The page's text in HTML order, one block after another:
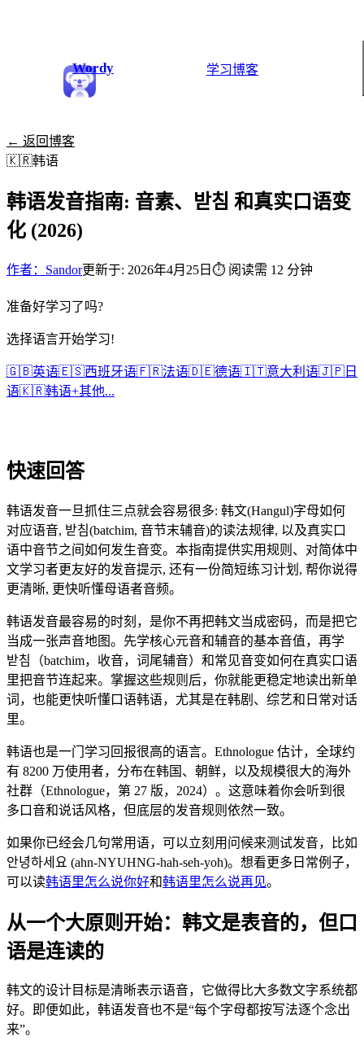
Wordy 学习博客
← 返回博客
🇰🇷韩语
韩语发音指南: 音素、받침 和真实口语变
化 (2026)
作者：Sandor更新于: 2026年4月25日 ⏱ 阅读需 12 分钟
准备好学习了吗?
选择语言开始学习!
🇬🇧英语🇪🇸西班牙语🇫🇷法语🇩🇪德语🇮🇹意大利语🇯🇵 日
语🇰🇷韩语+其他...
快速回答
韩语发音一旦抓住三点就会容易很多: 韩文(Hangul)字母如何
对应语音, 받침(batchim, 音节末辅音)的读法规律, 以及真实口
语中音节之间如何发生音变。本指南提供实用规则、对简体中
文学习者更友好的发音提示, 还有一份简短练习计划, 帮你说得
更清晰, 更快听懂母语者音频。
韩语发音最容易的时刻，是你不再把韩文当成密码，而是把它
当成一张声音地图。先学核心元音和辅音的基本音值，再学
받침（batchim，收音，词尾辅音）和常见音变如何在真实口语
里把音节连起来。掌握这些规则后，你就能更稳定地读出新单
词，也能更快听懂口语韩语，尤其是在韩剧、综艺和日常对话
里。
韩语也是一门学习回报很高的语言。Ethnologue 估计，全球约
有 8200 万使用者，分布在韩国、朝鲜，以及规模很大的海外
社群（Ethnologue，第 27 版，2024）。这意味着你会听到很
多口音和说话风格，但底层的发音规则依然一致。
如果你已经会几句常用语，可以立刻用问候来测试发音，比如
안녕하세요 (ahn-NYUHNG-hah-seh-yoh)。想看更多日常例子，
可以读韩语里怎么说你好和韩语里怎么说再见。
从一个大原则开始：韩文是表音的，但口
语是连读的
韩文的设计目标是清晰表示语音，它做得比大多数文字系统都
好。即便如此，韩语发音也不是“每个字母都按写法逐个念出
来”。